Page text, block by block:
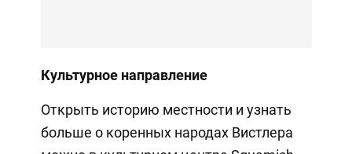
Культурное направление
Открыть историю местности и узнать
больше о коренных народах Вистлера